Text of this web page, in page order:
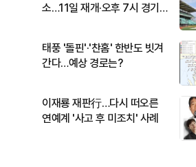
소…11일 재개·오후 7시 경기
태풍 '돌핀'·'찬홈' 한반도 빗겨
간다…예상 경로는?
이재룡 재판行…다시 떠오른
연예계 '사고 후 미조치' 사례